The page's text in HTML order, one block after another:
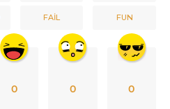
FAIL FUN
0 0 0